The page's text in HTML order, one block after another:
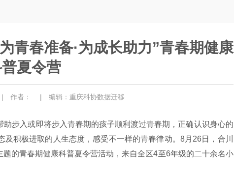
青春准备·为成长助力”青春期健康
夏令营
| 作者： | 编辑：重庆科协数据迁移
步入或即将步入青春期的孩子顺利渡过青春期，正确认识身心的
积极进取的人生态度，感受不一样的青春律动。8月26日，合川
题的青春期健康科普夏令营活动，来自全区4至6年级的二十余名小